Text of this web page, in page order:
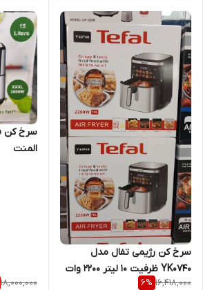
سرخ کن رژیمی تفال مدل
YK0740 ظرفیت ۱۰ لیتر 2200 وات
16,418,000
6%
المنت
18,000,000